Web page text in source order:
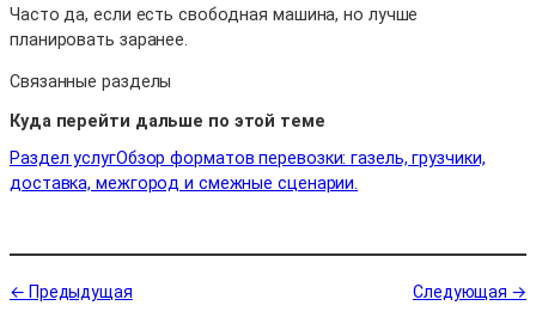
Часто да, если есть свободная машина, но лучше
планировать заранее.
Связанные разделы
Куда перейти дальше по этой теме
Раздел услугОбзор форматов перевозки: газель, грузчики,
доставка, межгород и смежные сценарии.
← Предыдущая Следующая →